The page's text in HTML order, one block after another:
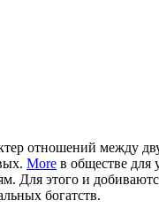
отношений между
More в обществе для
Для этого и
богатств.